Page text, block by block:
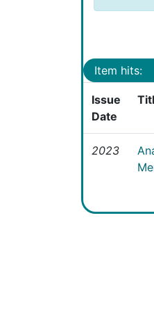
Item hits:
Issue
Date
2023